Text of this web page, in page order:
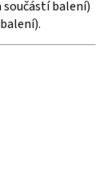
balení)